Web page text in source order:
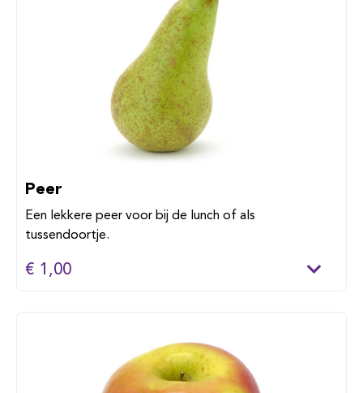
Peer
Een lekkere peer voor bij de lunch of als
tussendoortje.
€ 1,00